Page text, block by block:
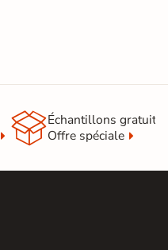
Échantillons gratuit
Offre spéciale